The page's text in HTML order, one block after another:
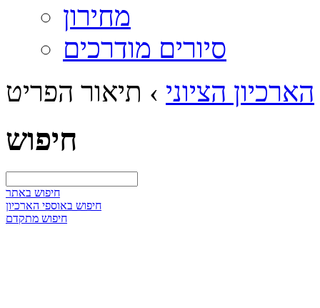
מחירון
סיורים מודרכים
הארכיון הציוני › תיאור הפריט
חיפוש
חיפוש באתר
חיפוש באוספי הארכיון
חיפוש מתקדם